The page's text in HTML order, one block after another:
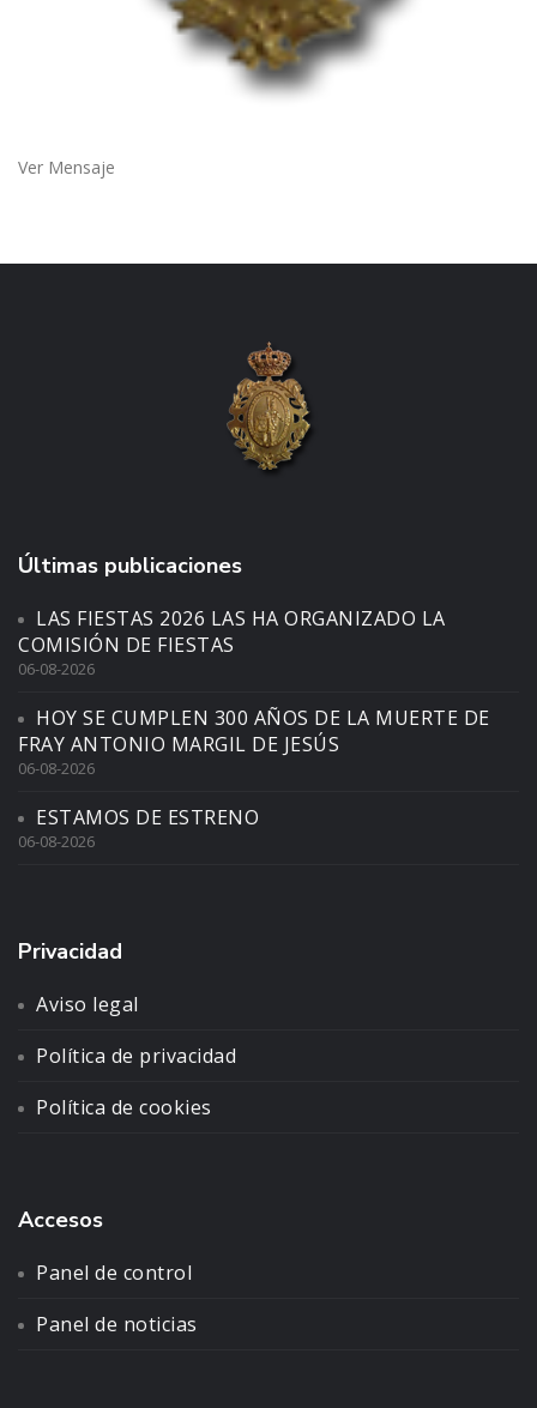
Ver Mensaje
Últimas publicaciones
LAS FIESTAS 2026 LAS HA ORGANIZADO LA
COMISIÓN DE FIESTAS
06-08-2026
HOY SE CUMPLEN 300 AÑOS DE LA MUERTE DE
FRAY ANTONIO MARGIL DE JESÚS
06-08-2026
ESTAMOS DE ESTRENO
06-08-2026
Privacidad
Aviso legal
Política de privacidad
Política de cookies
Accesos
Panel de control
Panel de noticias